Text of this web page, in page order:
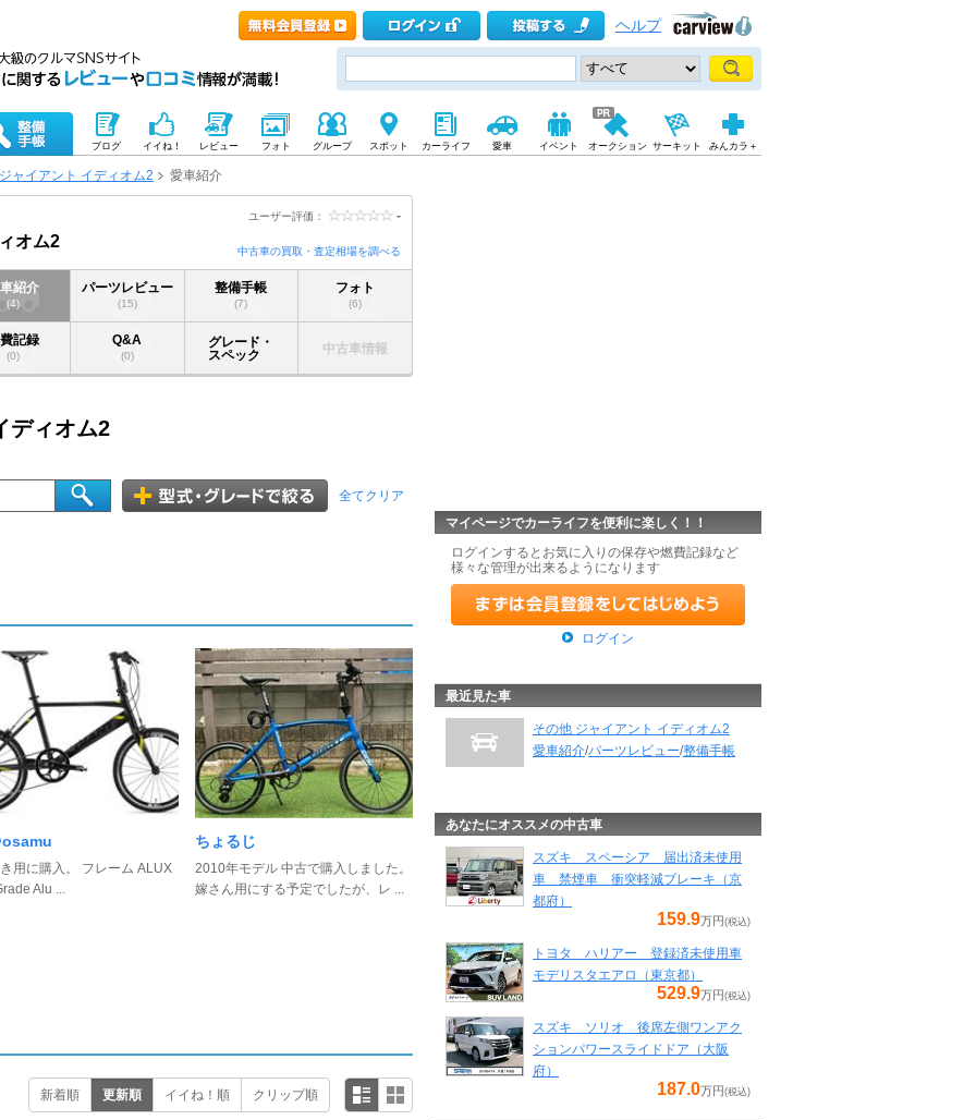
ヘルプ
ブログ イイね！ レビュー フォト グループ スポット カーライフ 愛車 イベント オークション サーキット みんカラ＋
ジャイアント イディオム2 愛車紹介
ユーザー評価： -
オム2
中古車の買取・査定相場を調べる
紹介
(4)
パーツレビュー
(15)
整備手帳
(7)
フォト
(6)
記録
(0)
Q&A
(0)
グレード・
スペック
中古車情報
ディオム2
全てクリア
用に購入。 フレーム ALUX
Alu ...
ちょるじ
2010年モデル 中古で購入しました。
嫁さん用にする予定でしたが、レ ...
新着順 更新順 イイね！順 クリップ順
マイページでカーライフを便利に楽しく！！
ログインするとお気に入りの保存や燃費記録など
様々な管理が出来るようになります
ログイン
最近見た車
その他 ジャイアント イディオム2
愛車紹介/パーツレビュー/整備手帳
あなたにオススメの中古車
スズキ スペーシア 届出済未使用
車 禁煙車 衝突軽減ブレーキ（京
都府）
159.9万円 (税込)
トヨタ ハリアー 登録済未使用車
モデリスタエアロ（東京都）
529.9万円 (税込)
スズキ ソリオ 後席左側ワンアク
ションパワースライドドア（大阪
府）
187.0万円 (税込)